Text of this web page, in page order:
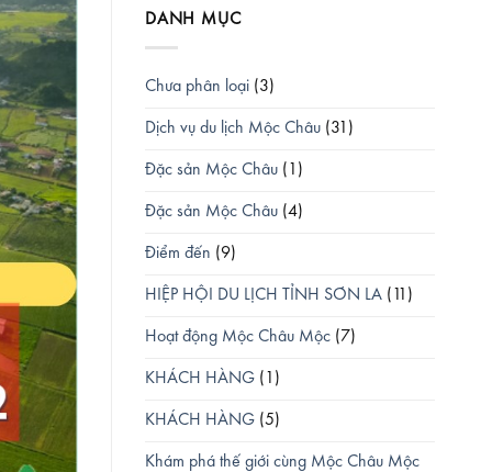
DANH MỤC
Chưa phân loại (3)
Dịch vụ du lịch Mộc Châu (31)
Đặc sản Mộc Châu (1)
Đặc sản Mộc Châu (4)
Điểm đến (9)
HIỆP HỘI DU LỊCH TỈNH SƠN LA (11)
Hoạt động Mộc Châu Mộc (7)
KHÁCH HÀNG (1)
KHÁCH HÀNG (5)
Khám phá thế giới cùng Mộc Châu Mộc